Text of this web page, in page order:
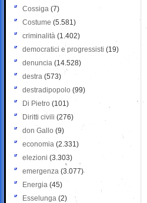
Cossiga (7)
Costume (5.581)
criminalità (1.402)
democratici e progressisti (19)
denuncia (14.528)
destra (573)
destradipopolo (99)
Di Pietro (101)
Diritti civili (276)
don Gallo (9)
economia (2.331)
elezioni (3.303)
emergenza (3.077)
Energia (45)
Esselunga (2)